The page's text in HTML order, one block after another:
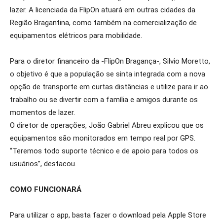
lazer. A licenciada da FlipOn atuará em outras cidades da
Região Bragantina, como também na comercialização de
equipamentos elétricos para mobilidade.
Para o diretor financeiro da -FlipOn Bragança-, Silvio Moretto,
o objetivo é que a população se sinta integrada com a nova
opção de transporte em curtas distâncias e utilize para ir ao
trabalho ou se divertir com a família e amigos durante os
momentos de lazer.
O diretor de operações, João Gabriel Abreu explicou que os
equipamentos são monitorados em tempo real por GPS.
“Teremos todo suporte técnico e de apoio para todos os
usuários”, destacou.
COMO FUNCIONARÁ
Para utilizar o app, basta fazer o download pela Apple Store